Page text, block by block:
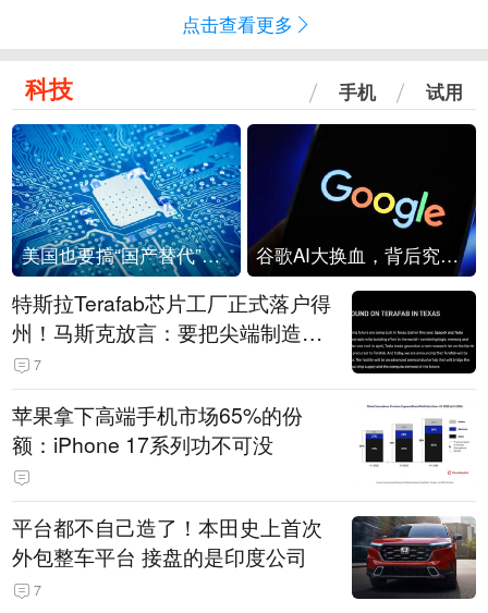
点击查看更多
科技 手机 试用
美国也要搞“国产替代”？先算清三笔账 谷歌AI大换血，背后究竟发生了什么？
特斯拉Terafab芯片工厂正式落户得
州！马斯克放言：要把尖端制造带
回美国
7
苹果拿下高端手机市场65%的份
额：iPhone 17系列功不可没
平台都不自己造了！本田史上首次
外包整车平台 接盘的是印度公司
7